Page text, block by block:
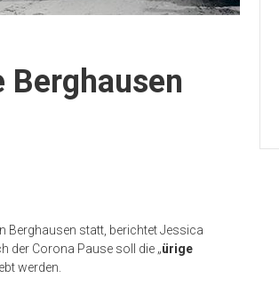
Berghausen statt, berichtet Jessica
der Corona Pause soll die „ürige
werden.